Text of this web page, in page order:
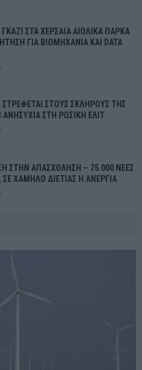
ΣΤΑ ΧΕΡΣΑΙΑ ΑΙΟΛΙΚΑ ΠΑΡΚΑ
ΓΙΑ ΒΙΟΜΗΧΑΝΙΑ ΚΑΙ DATA
ΣΤΡΕΦΕΤΑΙ ΣΤΟΥΣ ΣΚΛΗΡΟΥΣ ΤΗΣ
ΑΝΗΣΥΧΙΑ ΣΤΗ ΡΩΣΙΚΗ ΕΛΙΤ
ΣΤΗΝ ΑΠΑΣΧΟΛΗΣΗ – 75.000 ΝΕΕΣ
ΣΕ ΧΑΜΗΛΟ ΔΙΕΤΙΑΣ Η ΑΝΕΡΓΙΑ